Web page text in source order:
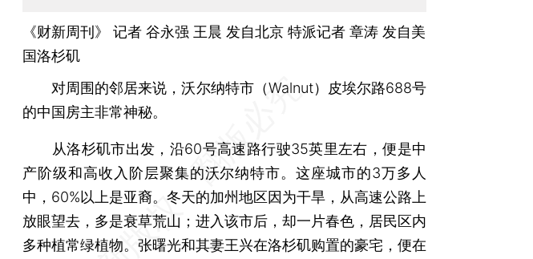
《财新周刊》 记者 谷永强 王晨 发自北京 特派记者 章涛 发自美
国洛杉矶
对周围的邻居来说，沃尔纳特市（Walnut）皮埃尔路688号
的中国房主非常神秘。
从洛杉矶市出发，沿60号高速路行驶35英里左右，便是中
产阶级和高收入阶层聚集的沃尔纳特市。这座城市的3万多人
中，60%以上是亚裔。冬天的加州地区因为干旱，从高速公路上
放眼望去，多是衰草荒山；进入该市后，却一片春色，居民区内
多种植常绿植物。张曙光和其妻王兴在洛杉矶购置的豪宅，便在